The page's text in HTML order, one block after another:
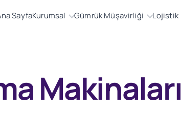
SayfaKurumsal Gümrük Müşavirliği Lojistik
Makinaları